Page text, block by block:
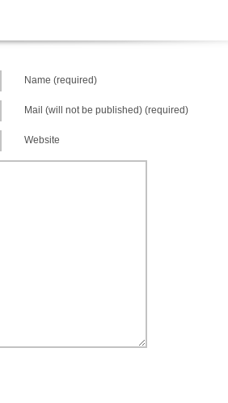
Name (required)
Mail (will not be published) (required)
Website